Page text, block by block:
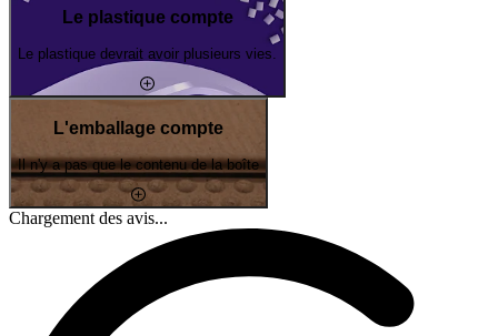
Le plastique compte
Le plastique devrait avoir plusieurs vies.
L'emballage compte
Il n'y a pas que le contenu de la boîte
Chargement des avis...